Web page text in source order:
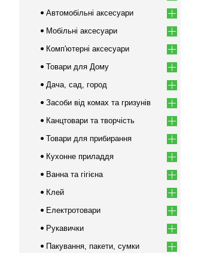
Автомобільні аксесуари
Мобільні аксесуари
Комп'ютерні аксесуари
Товари для Дому
Дача, сад, город
Засоби від комах та гризунів
Канцтовари та творчість
Товари для прибирання
Кухонне приладдя
Ванна та гігієна
Клей
Електротовари
Рукавички
Пакування, пакети, сумки